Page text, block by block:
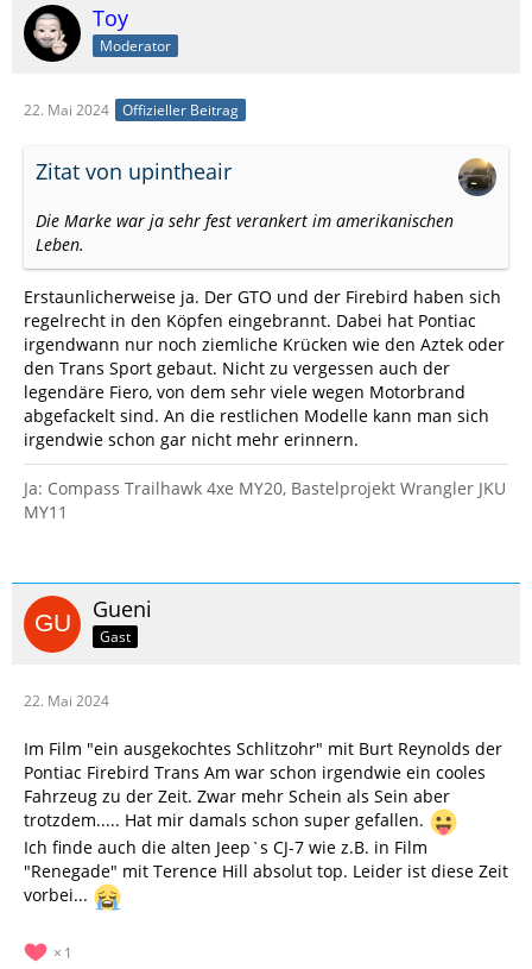
Toy
Moderator
22. Mai 2024 Offizieller Beitrag
Zitat von upintheair
Die Marke war ja sehr fest verankert im amerikanischen
Leben.
Erstaunlicherweise ja. Der GTO und der Firebird haben sich
regelrecht in den Köpfen eingebrannt. Dabei hat Pontiac
irgendwann nur noch ziemliche Krücken wie den Aztek oder
den Trans Sport gebaut. Nicht zu vergessen auch der
legendäre Fiero, von dem sehr viele wegen Motorbrand
abgefackelt sind. An die restlichen Modelle kann man sich
irgendwie schon gar nicht mehr erinnern.
Ja: Compass Trailhawk 4xe MY20, Bastelprojekt Wrangler JKU
MY11
Gueni
Gast
22. Mai 2024
Im Film "ein ausgekochtes Schlitzohr" mit Burt Reynolds der
Pontiac Firebird Trans Am war schon irgendwie ein cooles
Fahrzeug zu der Zeit. Zwar mehr Schein als Sein aber
trotzdem..... Hat mir damals schon super gefallen.
Ich finde auch die alten Jeep`s CJ-7 wie z.B. in Film
"Renegade" mit Terence Hill absolut top. Leider ist diese Zeit
vorbei...
1